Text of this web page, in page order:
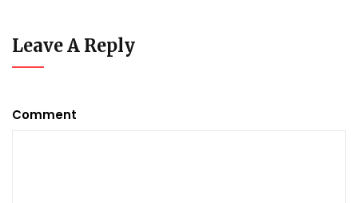
Leave A Reply
Comment